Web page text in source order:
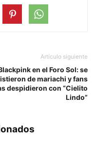
Artículo siguiente
en el Foro Sol: se
de mariachi y fans
despidieron con “Cielito
Lindo”